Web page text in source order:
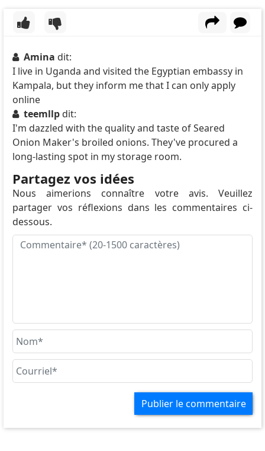
Amina dit:
I live in Uganda and visited the Egyptian embassy in
Kampala, but they inform me that I can only apply
online
teemllp dit:
I'm dazzled with the quality and taste of Seared
Onion Maker's broiled onions. They've procured a
long-lasting spot in my storage room.
Partagez vos idées
Nous aimerions connaître votre avis. Veuillez
partager vos réflexions dans les commentaires ci-
dessous.
Publier le commentaire